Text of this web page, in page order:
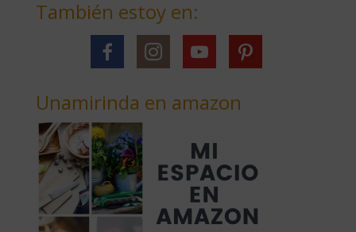
También estoy en:
Unamirinda en amazon